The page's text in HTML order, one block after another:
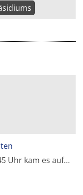
Uhr kam es auf…